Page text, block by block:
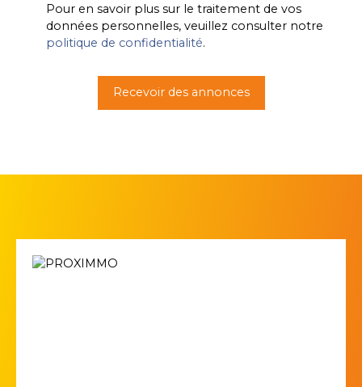
Pour en savoir plus sur le traitement de vos
données personnelles, veuillez consulter notre
politique de confidentialité.
Recevoir des annonces